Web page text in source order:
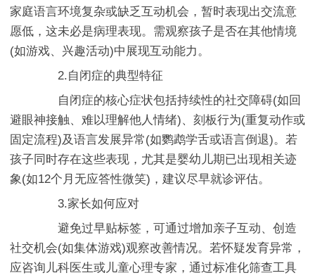
家庭语言环境复杂或缺乏互动机会，暂时表现出交流意
愿低，这未必是病理表现。需观察孩子是否在其他情境
(如游戏、兴趣活动)中展现互动能力。
2.自闭症的典型特征
自闭症的核心症状包括持续性的社交障碍(如回
避眼神接触、难以理解他人情绪)、刻板行为(重复动作或
固定流程)及语言发展异常(如鹦鹉学舌或语言倒退)。若
孩子同时存在这些表现，尤其是婴幼儿期已出现相关迹
象(如12个月无应答性微笑)，建议尽早就诊评估。
3.家长如何应对
避免过早贴标签，可通过增加亲子互动、创造
社交机会(如集体游戏)观察改善情况。若怀疑发育异常，
应咨询儿科医生或儿童心理专家，通过标准化筛查工具